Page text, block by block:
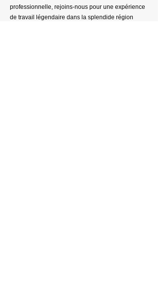
professionnelle, rejoins-nous pour une expérience
de travail légendaire dans la splendide région